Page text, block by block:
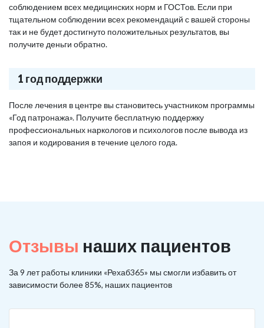
соблюдением всех медицинских норм и ГОСТов. Если при
тщательном соблюдении всех рекомендаций с вашей стороны
так и не будет достигнуто положительных результатов, вы
получите деньги обратно.
1 год поддержки
После лечения в центре вы становитесь участником программы
«Год патронажа». Получите бесплатную поддержку
профессиональных наркологов и психологов после вывода из
запоя и кодирования в течение целого года.
Отзывы наших пациентов
За 9 лет работы клиники «Рехаб365» мы смогли избавить от
зависимости более 85%, наших пациентов